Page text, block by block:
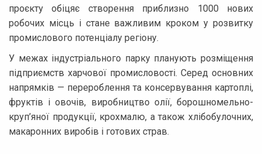
проєкту обіцяє створення приблизно 1000 нових
робочих місць і стане важливим кроком у розвитку
промислового потенціалу регіону.
У межах індустріального парку планують розміщення
підприємств харчової промисловості. Серед основних
напрямків — перероблення та консервування картоплі,
фруктів і овочів, виробництво олії, борошномельно-
круп’яної продукції, крохмалю, а також хлібобулочних,
макаронних виробів і готових страв.